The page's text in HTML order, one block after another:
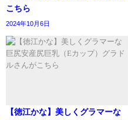
こちら
2024年10月6日
【徳江かな】美しくグラマーな